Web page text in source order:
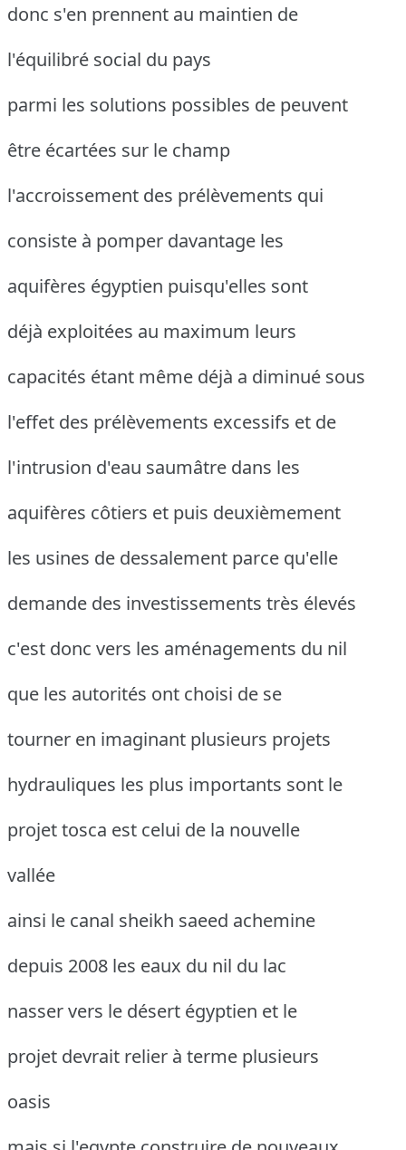
donc s'en prennent au maintien de
l'équilibré social du pays
parmi les solutions possibles de peuvent
être écartées sur le champ
l'accroissement des prélèvements qui
consiste à pomper davantage les
aquifères égyptien puisqu'elles sont
déjà exploitées au maximum leurs
capacités étant même déjà a diminué sous
l'effet des prélèvements excessifs et de
l'intrusion d'eau saumâtre dans les
aquifères côtiers et puis deuxièmement
les usines de dessalement parce qu'elle
demande des investissements très élevés
c'est donc vers les aménagements du nil
que les autorités ont choisi de se
tourner en imaginant plusieurs projets
hydrauliques les plus importants sont le
projet tosca est celui de la nouvelle
vallée
ainsi le canal sheikh saeed achemine
depuis 2008 les eaux du nil du lac
nasser vers le désert égyptien et le
projet devrait relier à terme plusieurs
oasis